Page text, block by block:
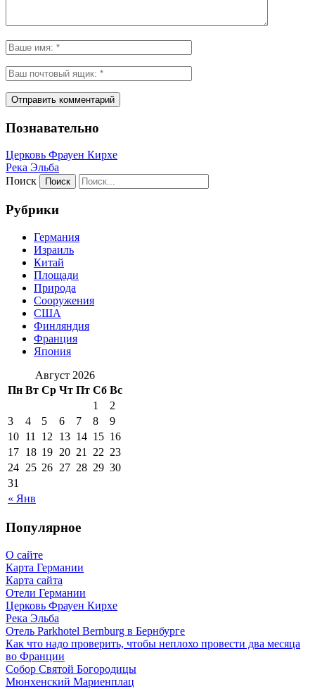
Познавательно
Церковь Фрауен Кирхе
Река Эльба
Поиск
Рубрики
Германия
Израиль
Китай
Площади
Природа
Сооружения
США
Финляндия
Франция
Япония
Август 2026
Пн Вт Ср Чт Пт Сб Вс
« Янв
1
2
3
4 5 6 7 8
9
10 11 12 13 14 15 16
17 18 19 20 21 22 23
24 25 26 27 28 29 30
31
Популярное
О сайте
Карта Германии
Карта сайта
Отели Германии
Церковь Фрауен Кирхе
Река Эльба
Отель Parkhotel Bernburg в Бернбурге
Как что надо проверить, чтобы неплохо провести два месяца
во Франции
Собор Святой Богородицы
Мюнхенский Мариенплац